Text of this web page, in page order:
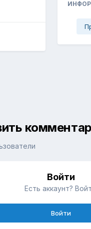
Войти
Есть аккаунт?
Войти